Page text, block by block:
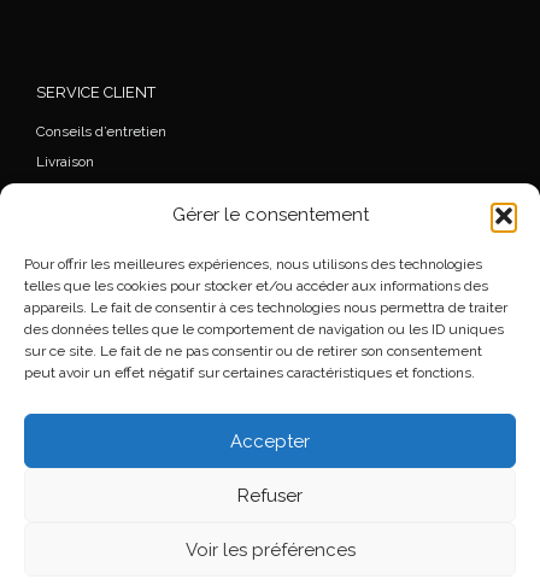
Gérer le consentement
Pour offrir les meilleures expériences, nous utilisons des technologies
telles que les cookies pour stocker et/ou accéder aux informations des
appareils. Le fait de consentir à ces technologies nous permettra de traiter
des données telles que le comportement de navigation ou les ID uniques
sur ce site. Le fait de ne pas consentir ou de retirer son consentement
peut avoir un effet négatif sur certaines caractéristiques et fonctions.
Accepter
Refuser
Voir les préférences
SERVICE CLIENT
Conseils d’entretien
Livraison
Wishlist
Mentions légales
Conditions générales de vente
© 2026Florence Beauloye– Tous droits réservés
– Réalisé avec the